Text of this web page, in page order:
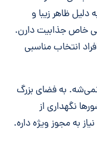
ظاهر زیبا و
خاص جذابیت دارن.
انتخاب مناسبی
به فضای بزرگ
نگهداری از
به مجوز ویژه داره.